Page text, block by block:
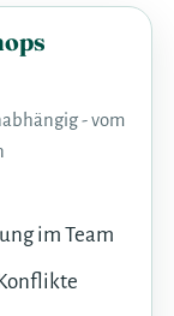
- vom
im Team